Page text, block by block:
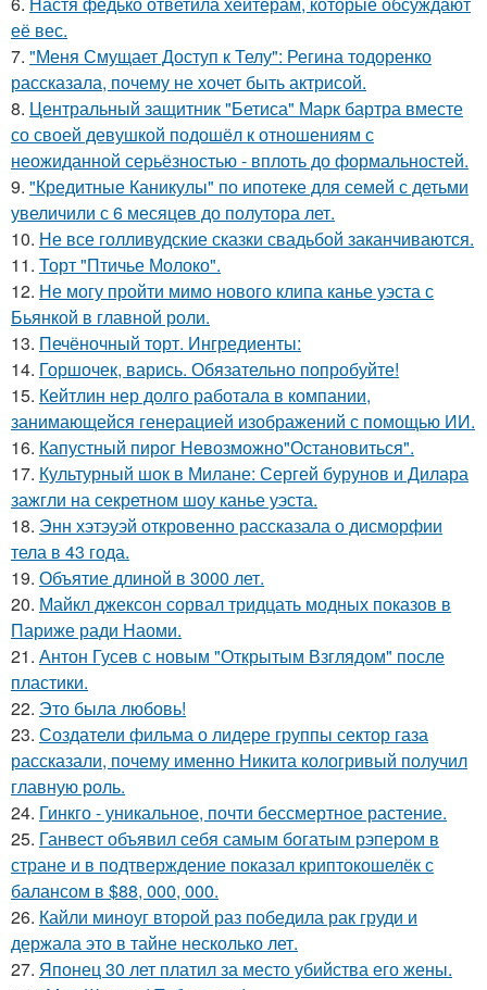
её вес.
7. "Меня Смущает Доступ к Телу": Регина тодоренко
рассказала, почему не хочет быть актрисой.
8. Центральный защитник "Бетиса" Марк бартра вместе
со своей девушкой подошёл к отношениям с
неожиданной серьёзностью - вплоть до формальностей.
9. "Кредитные Каникулы" по ипотеке для семей с детьми
увеличили с 6 месяцев до полутора лет.
10. Не все голливудские сказки свадьбой заканчиваются.
11. Торт "Птичье Молоко".
12. Не могу пройти мимо нового клипа канье уэста с
Бьянкой в главной роли.
13. Печёночный торт. Ингредиенты:
14. Горшочек, варись. Обязательно попробуйте!
15. Кейтлин нер долго работала в компании,
занимающейся генерацией изображений с помощью ИИ.
16. Капустный пирог Невозможно"Остановиться".
17. Культурный шок в Милане: Сергей бурунов и Дилара
зажгли на секретном шоу канье уэста.
18. Энн хэтэуэй откровенно рассказала о дисморфии
тела в 43 года.
19. Объятие длиной в 3000 лет.
20. Майкл джексон сорвал тридцать модных показов в
Париже ради Наоми.
21. Антон Гусев с новым "Открытым Взглядом" после
пластики.
22. Это была любовь!
23. Создатели фильма о лидере группы сектор газа
рассказали, почему именно Никита кологривый получил
главную роль.
24. Гинкго - уникальное, почти бессмертное растение.
25. Ганвест объявил себя самым богатым рэпером в
стране и в подтверждение показал криптокошелёк с
балансом в $88, 000, 000.
26. Кайли миноуг второй раз победила рак груди и
держала это в тайне несколько лет.
27. Японец 30 лет платил за место убийства его жены.